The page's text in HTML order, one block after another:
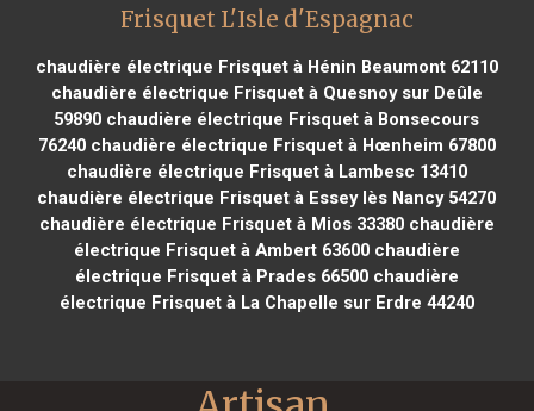
Frisquet L'Isle d'Espagnac
chaudière électrique Frisquet à Hénin Beaumont 62110
chaudière électrique Frisquet à Quesnoy sur Deûle
59890 chaudière électrique Frisquet à Bonsecours
76240chaudière électrique Frisquet à Hœnheim 67800
chaudière électrique Frisquet à Lambesc 13410
chaudière électrique Frisquet à Essey lès Nancy 54270
chaudière électrique Frisquet à Mios 33380chaudière
électrique Frisquet à Ambert 63600chaudière
électrique Frisquet à Prades 66500chaudière
électrique Frisquet à La Chapelle sur Erdre 44240